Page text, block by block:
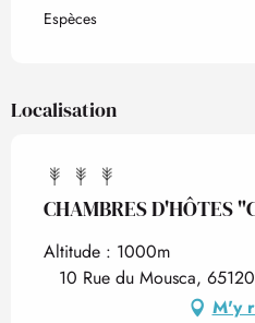
Espèces
Localisation
CHAMBRES D'HÔTES
Altitude : 1000m
10 Rue du Mousca,
M'y